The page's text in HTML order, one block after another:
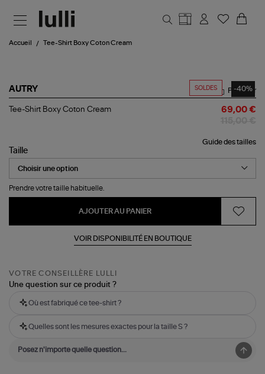
Accueil Tee-Shirt Boxy Coton Cream
SOLDES -40%
AUTRY
Tee-
Cream
Partager
Tee-Shirt Boxy Coton Cream 69,00 €
Guide des tailles
Taille
Prendre votre taille habituelle.
AJOUTER AU PANIER
VOIR DISPONIBILITÉ EN BOUTIQUE
VOTRE CONSEILLÈRE LULLI
Une question sur ce produit ?
Où est fabriqué ce tee-shirt ?
Quelles sont les mesures exactes pour la taille S ?